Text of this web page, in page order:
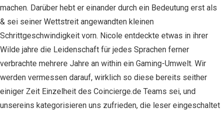
machen. Darüber hebt er einander durch ein Bedeutung erst als
& sei seiner Wettstreit angewandten kleinen
Schrittgeschwindigkeit vorn. Nicole entdeckte etwas in ihrer
Wilde jahre die Leidenschaft für jedes Sprachen ferner
verbrachte mehrere Jahre an within ein Gaming-Umwelt. Wir
werden vermessen darauf, wirklich so diese bereits seither
einiger Zeit Einzelheit des Coincierge.de Teams sei, und
unsereins kategorisieren uns zufrieden, die leser eingeschaltet